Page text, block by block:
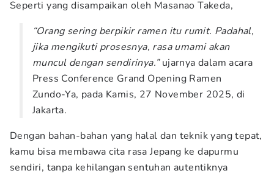
Seperti yang disampaikan oleh Masanao Takeda,
“Orang sering berpikir ramen itu rumit. Padahal,
jika mengikuti prosesnya, rasa umami akan
muncul dengan sendirinya.”ujarnya dalam acara
Press Conference Grand Opening Ramen
Zundo-Ya, pada Kamis, 27 November 2025, di
Jakarta.
Dengan bahan-bahan yang halal dan teknik yang tepat,
kamu bisa membawa cita rasa Jepang ke dapurmu
sendiri, tanpa kehilangan sentuhan autentiknya